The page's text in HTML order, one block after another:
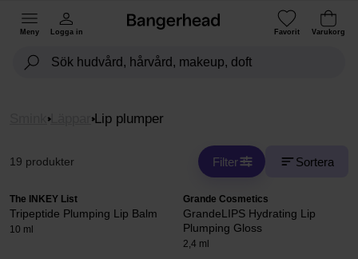
Meny Logga in Favorit Varukorg
Läppar Lip plumper
19 produkter Filter Sortera
The INKEY List
Tripeptide Plumping Lip Balm
10 ml
Grande Cosmetics
GrandeLIPS Hydrating Lip
Plumping Gloss
2,4 ml